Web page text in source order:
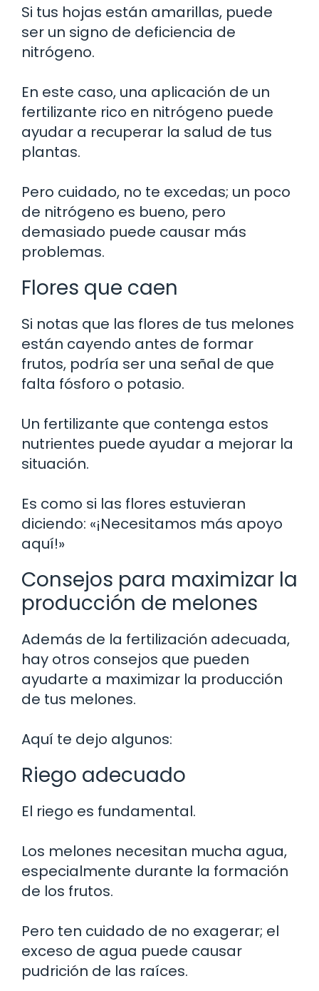
Si tus hojas están amarillas, puede
ser un signo de deficiencia de
nitrógeno.
En este caso, una aplicación de un
fertilizante rico en nitrógeno puede
ayudar a recuperar la salud de tus
plantas.
Pero cuidado, no te excedas; un poco
de nitrógeno es bueno, pero
demasiado puede causar más
problemas.
Flores que caen
Si notas que las flores de tus melones
están cayendo antes de formar
frutos, podría ser una señal de que
falta fósforo o potasio.
Un fertilizante que contenga estos
nutrientes puede ayudar a mejorar la
situación.
Es como si las flores estuvieran
diciendo: «¡Necesitamos más apoyo
aquí!»
Consejos para maximizar la
producción de melones
Además de la fertilización adecuada,
hay otros consejos que pueden
ayudarte a maximizar la producción
de tus melones.
Aquí te dejo algunos:
Riego adecuado
El riego es fundamental.
Los melones necesitan mucha agua,
especialmente durante la formación
de los frutos.
Pero ten cuidado de no exagerar; el
exceso de agua puede causar
pudrición de las raíces.